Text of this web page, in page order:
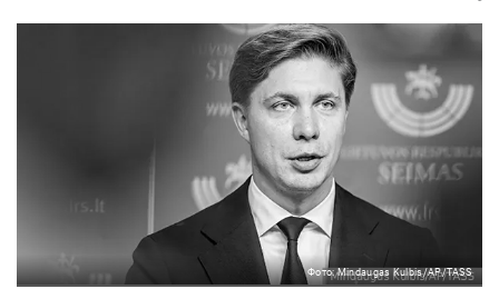
Фото: Mindaugas Kulbis/AP/TASS